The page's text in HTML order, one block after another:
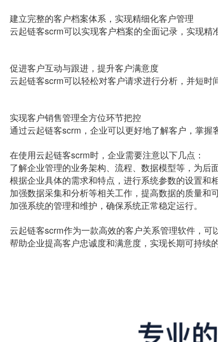
建立完整的客户档案体系，实现精细化客户管理
云起链客scrm可以实现客户档案的全面记录，实现
促进客户互动与跟进，提升客户满意度
云起链客scrm可以轻松对客户请求进行分析，并短
实现客户销售管理全方位环节把控
通过云起链客scrm，企业可以更好地了解客户，掌
在使用云起链客scrm时，企业需要注意以下几点：
了解企业管理的业务架构、流程、数据模型等，为后
根据企业具体的需求和特点，进行系统参数的设置和
加强数据采集和分析等相关工作，提高数据的质量和
加强系统的管理和维护，确保系统正常稳定运行。
云起链客scrm作为一款高效的客户关系管理软件，
帮助企业提高客户忠诚度和满意度，实现长期可持续